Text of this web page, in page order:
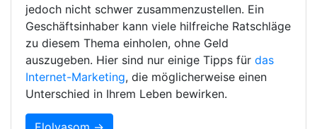
jedoch nicht schwer zusammenzustellen. Ein
Geschäftsinhaber kann viele hilfreiche Ratschläge
zu diesem Thema einholen, ohne Geld
auszugeben. Hier sind nur einige Tipps für das
Internet-Marketing, die möglicherweise einen
Unterschied in Ihrem Leben bewirken.